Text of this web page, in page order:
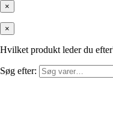
×
×
Hvilket produkt leder du
Søg efter: